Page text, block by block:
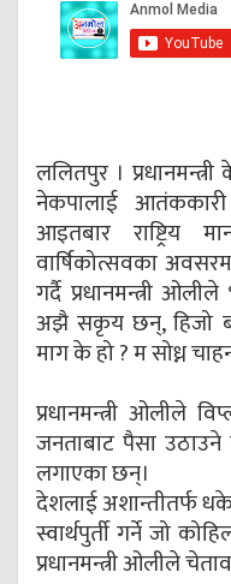
ललितपुर ।
नेकपालाई
आइतबार राष्ट्रिय
वार्षिकोत्सवका
गर्दै प्रधानमन्त्री
अझै सकृय छन्, हिजो
माग के हो ? म सोध्न
प्रधानमन्त्री ओलीले
जनताबाट पैसा
लगाएका छन्।
देशलाई अशान्तीतर्फ
स्वार्थपुर्ती गर्ने जो
प्रधानमन्त्री ओलीले